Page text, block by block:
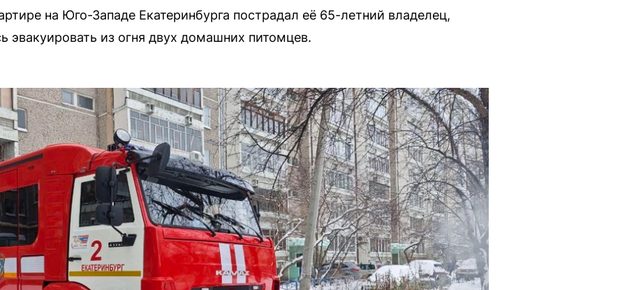
на Юго-Западе Екатеринбурга пострадал её 65-летний владелец,
эвакуировать из огня двух домашних питомцев.